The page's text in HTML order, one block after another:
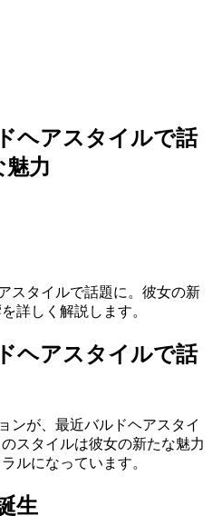
ヘアスタイルで話
力
スタイルで話題に。彼女の新
詳しく解説します。
ヘアスタイルで話
ンが、最近バルドヘアスタイ
スタイルは彼女の新たな魅力
ルになっています。
生